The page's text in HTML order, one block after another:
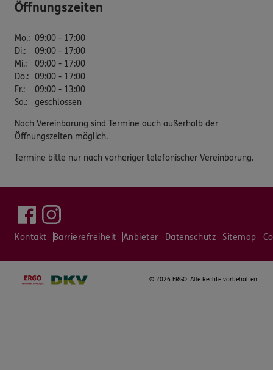
Öffnungszeiten
Mo.: 09:00 - 17:00
Di.:
09:00 - 17:00
Mi.:
09:00 - 17:00
Do.: 09:00 - 17:00
Fr.:
09:00 - 13:00
Sa.: geschlossen
Nach Vereinbarung sind Termine auch außerhalb der
Öffnungszeiten möglich.
Termine bitte nur nach vorheriger telefonischer Vereinbarung.
Kontakt Barrierefreiheit Anbieter Datenschutz Sitemap
© 2026 ERGO. Alle Rechte vorbehalten.